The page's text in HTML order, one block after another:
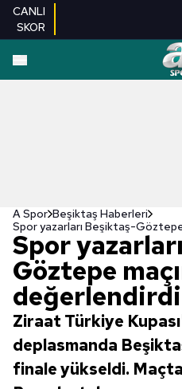
CANLI
SKOR
A Spor Beşiktaş Haberleri
Spor yazarları Beşiktaş-Göztepe
Spor
Göztepe
Ziraat Türkiye
deplasmanda
finale yükseldi.